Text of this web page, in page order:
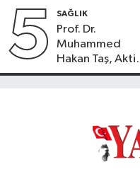
5 SAĞLIK
Prof. Dr.
Muhammed
Hakan Taş, Aktif
International